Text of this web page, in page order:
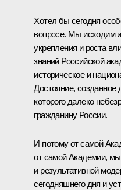
Хотел бы сегодня
вопросе. Мы исходим
укрепления и роста
знаний Российской
историческое и
Достояние, созданное
которого далеко
гражданину России.
И потому от самой
от самой Академии,
и результативной
сегодняшнего дня и